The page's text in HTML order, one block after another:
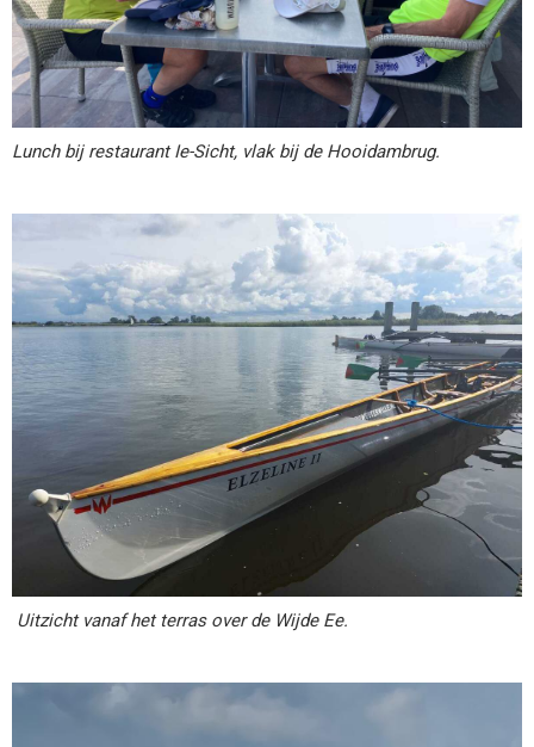
Lunch bij restaurant Ie-Sicht, vlak bij de Hooidambrug.
Uitzicht vanaf het terras over de Wijde Ee.